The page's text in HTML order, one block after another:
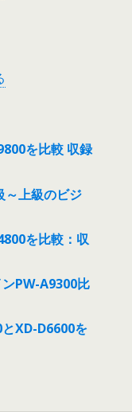
を比較 収録
～上級のビジ
を比較：収
PW-A9300比
XD-D6600を